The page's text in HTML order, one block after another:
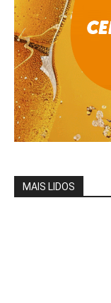
MAIS LIDOS